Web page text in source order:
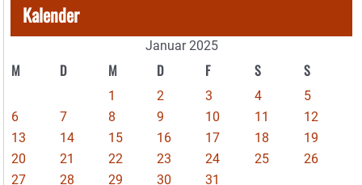
Kalender
Januar 2025
M D M D F S S
1 2 3 4
5
6
7 8 9 10 11
12
13
14 15 16 17 18
19
20
21 22 23 24 25
26
27
28 29 30
31